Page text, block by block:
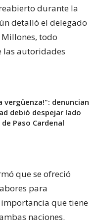
durante la
detalló el delegado
todo
las autoridades
vergüenza!": denuncian
debió despejar lado
Paso Cardenal
que se ofreció
para
que tiene
naciones.